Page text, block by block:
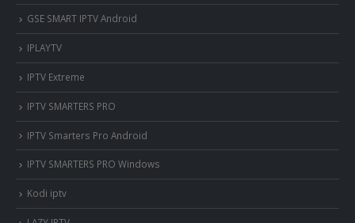
GSE SMART IPTV Android
IPLAYTV
IPTV Extreme
IPTV SMARTERS PRO
IPTV Smarters Pro Android
IPTV SMARTERS PRO Windows
Kodi iptv